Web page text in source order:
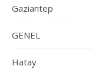
Gaziantep
GENEL
Hatay